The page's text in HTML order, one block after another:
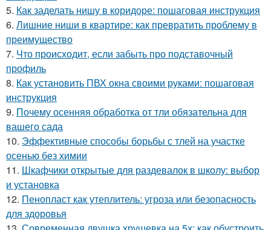
5. Как заделать нишу в коридоре: пошаговая инструкция
6. Лишние ниши в квартире: как превратить проблему в
преимущество
7. Что происходит, если забыть про подставочный
профиль
8. Как установить ПВХ окна своими руками: пошаговая
инструкция
9. Почему осенняя обработка от тли обязательна для
вашего сада
10. Эффективные способы борьбы с тлей на участке
осенью без химии
11. Шкафчики открытые для раздевалок в школу: выбор
и установка
12. Пенопласт как утеплитель: угроза или безопасность
для здоровья